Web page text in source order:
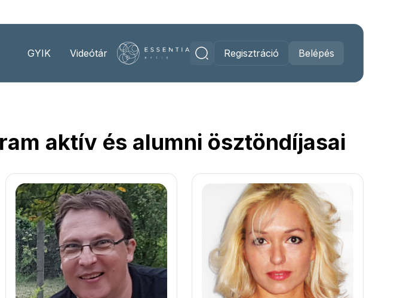
GYIK Videótár Regisztráció Belépés
aktív és alumni ösztöndíjasai